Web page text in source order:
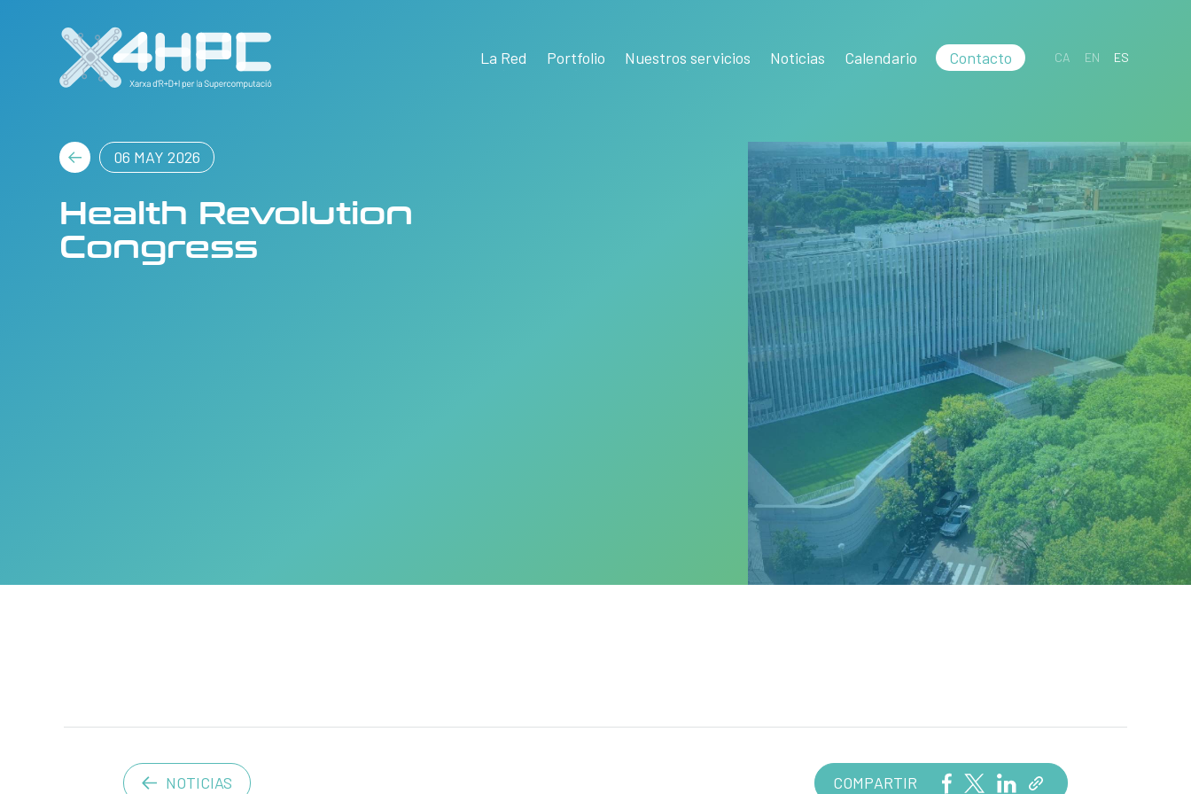
La Red Portfolio Nuestros servicios Noticias Calendario Contacto CA EN ES
06 MAY 2026
Health Revolution
Congress
NOTICIAS COMPARTIR